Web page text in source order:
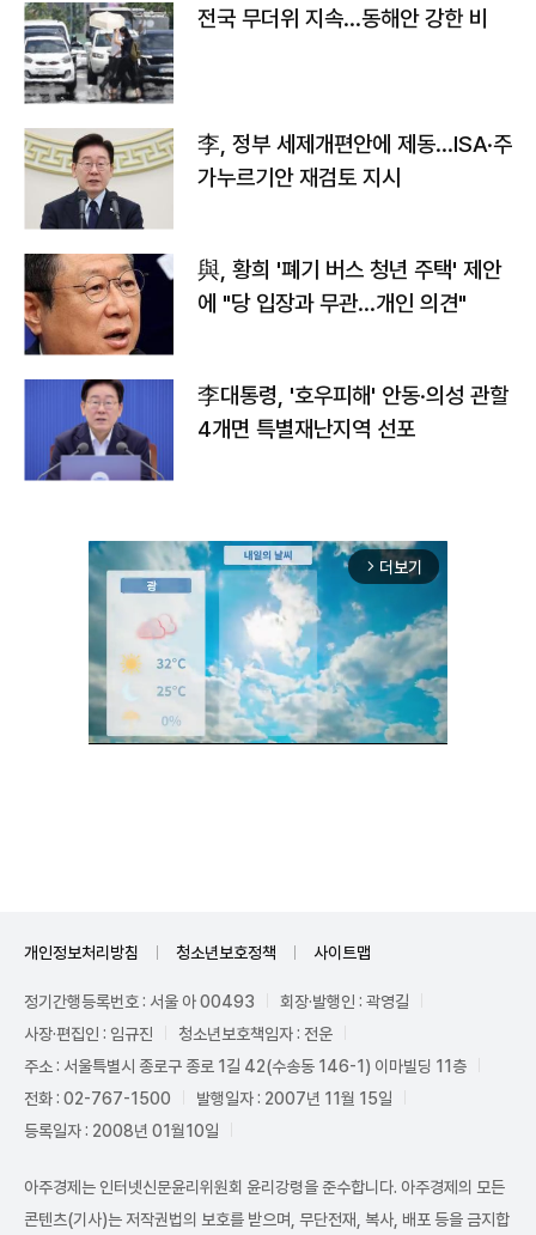
전국 무더위 지속…동해안 강한 비
李, 정부 세제개편안에 제동…ISA·주
가누르기안 재검토 지시
與, 황희 '폐기 버스 청년 주택' 제안
에 "당 입장과 무관…개인 의견"
李대통령, '호우피해' 안동·의성 관할
4개면 특별재난지역 선포
arrow_forward_ios 더보기
개인정보처리방침 청소년보호정책 사이트맵
정기간행등록번호 : 서울 아 00493
회장·발행인 : 곽영길
사장·편집인 : 임규진
청소년보호책임자 : 전운
주소 : 서울특별시 종로구 종로 1길 42(수송동 146-1) 이마빌딩 11층
전화 : 02-767-1500
발행일자 : 2007년 11월 15일
등록일자 : 2008년 01월10일
아주경제는 인터넷신문윤리위원회 윤리강령을 준수합니다. 아주경제의 모든
콘텐츠(기사)는 저작권법의 보호를 받으며, 무단전재, 복사, 배포 등을 금지합